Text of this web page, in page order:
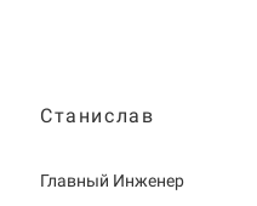
Станислав
Главный Инженер